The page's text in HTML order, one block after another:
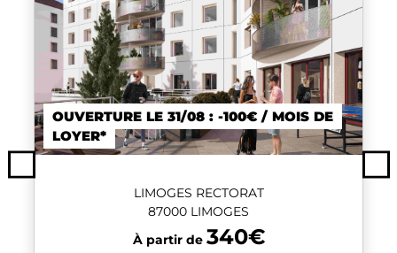
OUVERTURE LE 31/08 : -100€ / MOIS DE
LOYER*
LIMOGES RECTORAT
87000 LIMOGES
À partir de 340€
Previous